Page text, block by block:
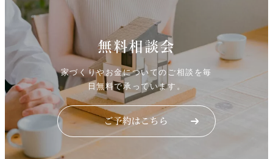
無料相談会
家づくりやお金についてのご相談を毎
日無料で承っています。